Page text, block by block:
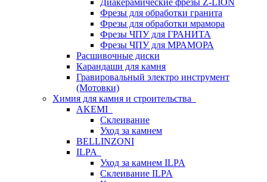
Диакерамические фрезы Z-LION
Фрезы для обработки гранита
Фрезы для обработки мрамора
Фрезы ЧПУ для ГРАНИТА
Фрезы ЧПУ для МРАМОРА
Расшивочные диски
Карандаши для камня
Гравировальный электро инструмент
(Мотовки)
Химия для камня и строительства
AKEMI
Склеивание
Уход за камнем
BELLINZONI
ILPA
Уход за камнем ILPA
Склеивание ILPA